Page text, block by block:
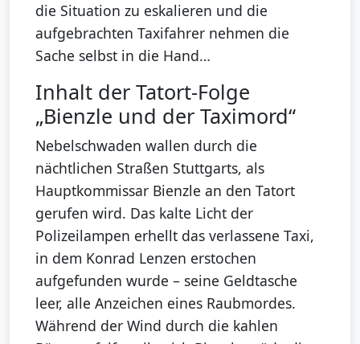
die Situation zu eskalieren und die
aufgebrachten Taxifahrer nehmen die
Sache selbst in die Hand…
Inhalt der Tatort-Folge
„Bienzle und der Taximord“
Nebelschwaden wallen durch die
nächtlichen Straßen Stuttgarts, als
Hauptkommissar Bienzle an den Tatort
gerufen wird. Das kalte Licht der
Polizeilampen erhellt das verlassene Taxi,
in dem Konrad Lenzen erstochen
aufgefunden wurde – seine Geldtasche
leer, alle Anzeichen eines Raubmordes.
Während der Wind durch die kahlen